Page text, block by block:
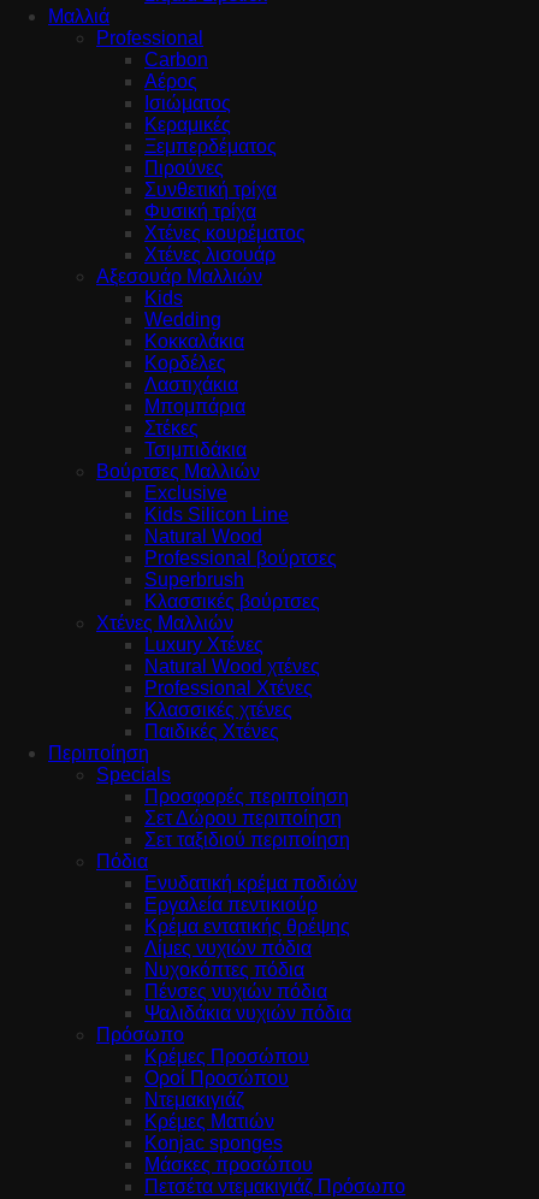
Μαλλιά
Professional
Carbon
Αέρος
Ισιώματος
Κεραμικές
Ξεμπερδέματος
Πιρούνες
Συνθετική τρίχα
Φυσική τρίχα
Χτένες κουρέματος
Χτένες λισουάρ
Αξεσουάρ Μαλλιών
Kids
Wedding
Κοκκαλάκια
Κορδέλες
Λαστιχάκια
Μπομπάρια
Στέκες
Τσιμπιδάκια
Βούρτσες Μαλλιών
Exclusive
Kids Silicon Line
Natural Wood
Professional βούρτσες
Superbrush
Κλασσικές βούρτσες
Χτένες Μαλλιών
Luxury Χτένες
Natural Wood χτένες
Professional Χτένες
Κλασσικές χτένες
Παιδικές Χτένες
Περιποίηση
Specials
Προσφορές περιποίηση
Σετ Δώρου περιποίηση
Σετ ταξιδιού περιποίηση
Πόδια
Ενυδατική κρέμα ποδιών
Εργαλεία πεντικιούρ
Κρέμα εντατικής θρέψης
Λίμες νυχιών πόδια
Νυχοκόπτες πόδια
Πένσες νυχιών πόδια
Ψαλιδάκια νυχιών πόδια
Πρόσωπο
Κρέμες Προσώπου
Οροί Προσώπου
Ντεμακιγιάζ
Κρέμες Ματιών
Konjac sponges
Μάσκες προσώπου
Πετσέτα ντεμακιγιάζ Πρόσωπο